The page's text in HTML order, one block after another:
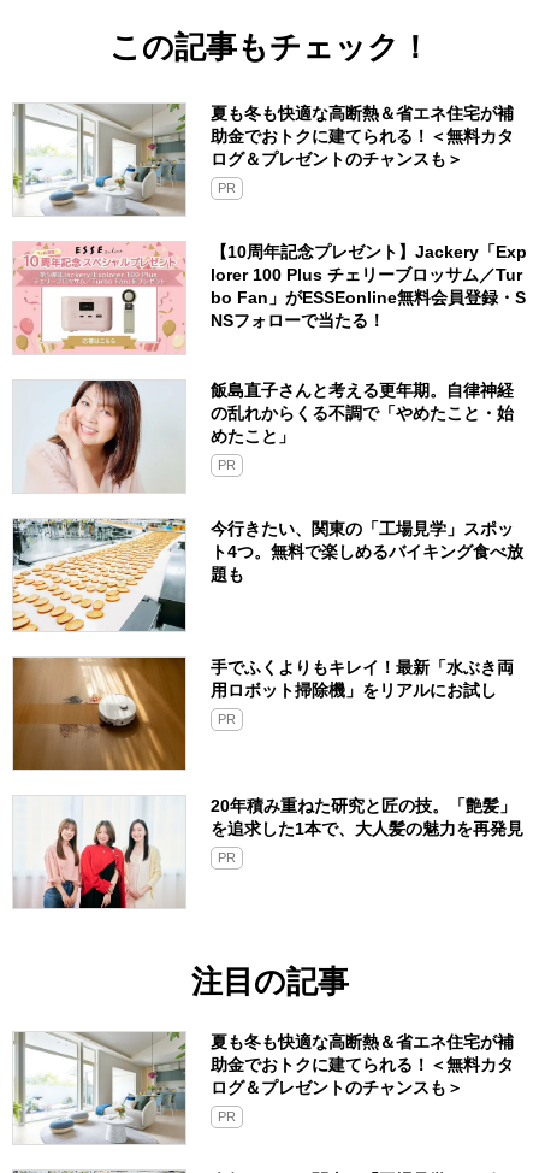
この記事もチェック！
夏も冬も快適な高断熱＆省エネ住宅が補
助金でおトクに建てられる！＜無料カタ
ログ＆プレゼントのチャンスも＞
PR
【10周年記念プレゼント】Jackery「Exp
lorer 100 Plus チェリーブロッサム／Tur
bo Fan」がESSEonline無料会員登録・S
NSフォローで当たる！
飯島直子さんと考える更年期。自律神経
の乱れからくる不調で「やめたこと・始
めたこと」
PR
今行きたい、関東の「工場見学」スポッ
ト4つ。無料で楽しめるバイキング食べ放
題も
手でふくよりもキレイ！最新「水ぶき両
用ロボット掃除機」をリアルにお試し
PR
20年積み重ねた研究と匠の技。「艶髪」
を追求した1本で、大人髪の魅力を再発見
PR
注目の記事
夏も冬も快適な高断熱＆省エネ住宅が補
助金でおトクに建てられる！＜無料カタ
ログ＆プレゼントのチャンスも＞
PR